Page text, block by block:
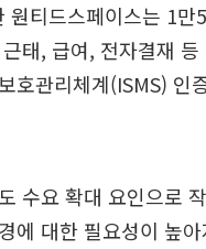
원티드스페이스는 1
태, 급여, 전자결재
호관리체계(ISMS)
수요 확대 요인으로
에 대한 필요성이 높